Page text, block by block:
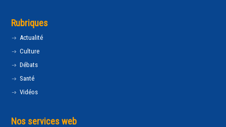
Rubriques
Actualité
Culture
Débats
Santé
Vidéos
Nos services web